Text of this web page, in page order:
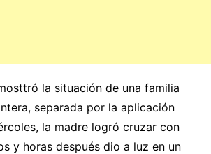
la situación de una familia
separada por la aplicación
la madre logró cruzar con
y horas después dio a luz en un